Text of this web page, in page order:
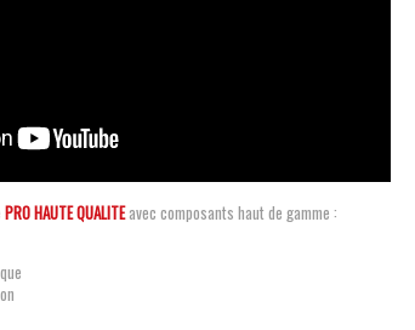
PRO HAUTE QUALITE avec composants haut de gamme :